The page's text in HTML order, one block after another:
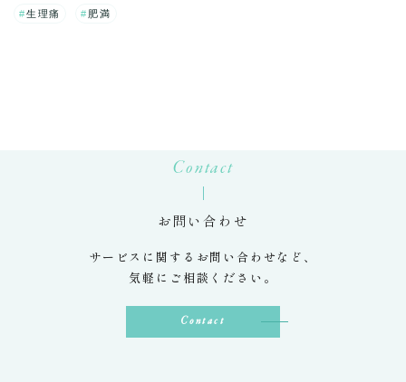
生理痛 肥満
Contact
お問い合わせ
サービスに関するお問い合わせなど、
気軽にご相談ください。
Contact